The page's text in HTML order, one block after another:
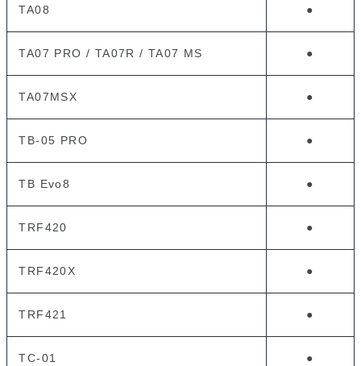
TA08 ●
TA07 PRO / TA07R / TA07 MS ●
TA07MSX ●
TB-05 PRO ●
TB Evo8 ●
TRF420 ●
TRF420X ●
TRF421 ●
TC-01 ●